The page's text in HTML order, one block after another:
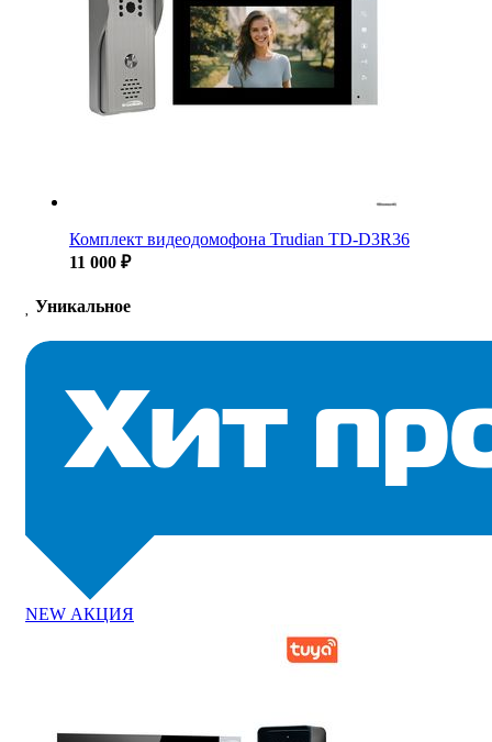
Комплект видеодомофона Trudian TD-D3R36
11 000 ₽
Уникальное
NEW АКЦИЯ